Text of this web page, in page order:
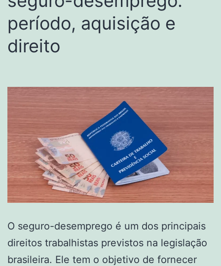
período, aquisição e
direito
O seguro-desemprego é um dos principais
direitos trabalhistas previstos na legislação
brasileira. Ele tem o objetivo de fornecer